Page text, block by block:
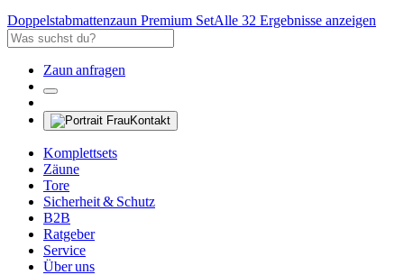
Doppelstabmattenzaun Premium SetAlle 32 Ergebnisse anzeigen
Zaun anfragen
Kontakt
Komplettsets
Zäune
Tore
Sicherheit & Schutz
B2B
Ratgeber
Service
Über uns